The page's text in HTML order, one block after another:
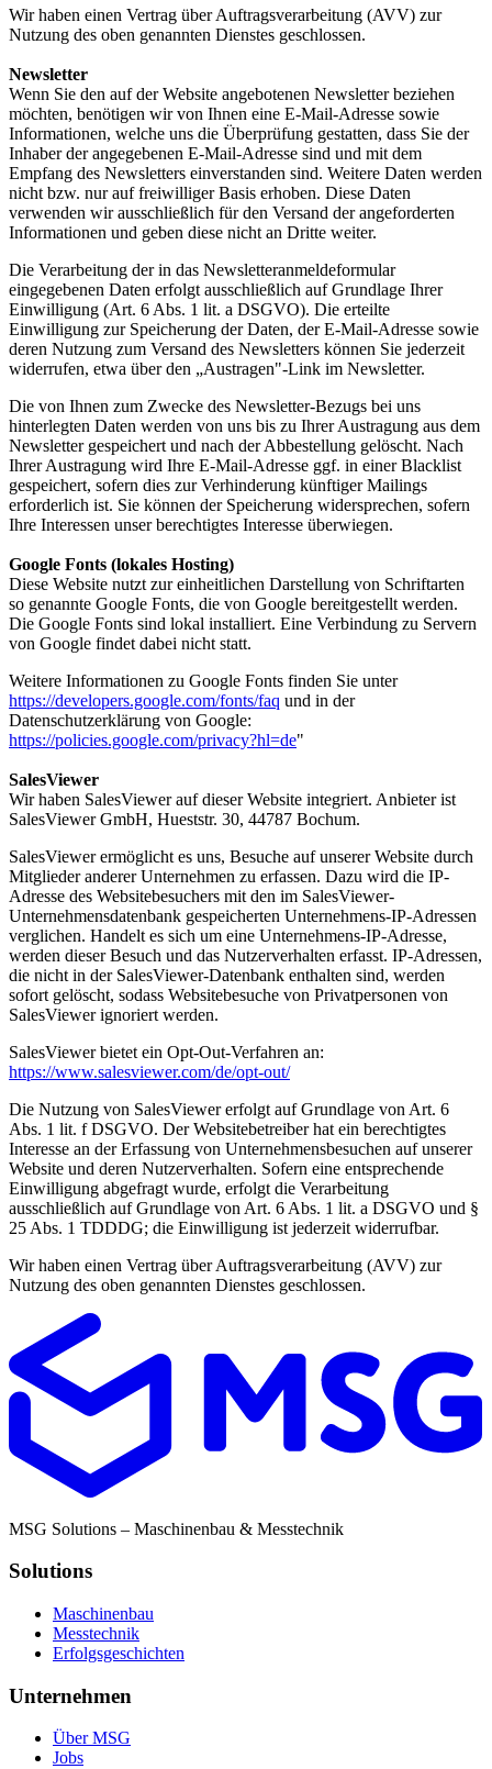
Wir haben einen Vertrag über Auftragsverarbeitung (AVV) zur
Nutzung des oben genannten Dienstes geschlossen.
Newsletter
Wenn Sie den auf der Website angebotenen Newsletter beziehen
möchten, benötigen wir von Ihnen eine E-Mail-Adresse sowie
Informationen, welche uns die Überprüfung gestatten, dass Sie der
Inhaber der angegebenen E-Mail-Adresse sind und mit dem
Empfang des Newsletters einverstanden sind. Weitere Daten werden
nicht bzw. nur auf freiwilliger Basis erhoben. Diese Daten
verwenden wir ausschließlich für den Versand der angeforderten
Informationen und geben diese nicht an Dritte weiter.
Die Verarbeitung der in das Newsletteranmeldeformular
eingegebenen Daten erfolgt ausschließlich auf Grundlage Ihrer
Einwilligung (Art. 6 Abs. 1 lit. a DSGVO). Die erteilte
Einwilligung zur Speicherung der Daten, der E-Mail-Adresse sowie
deren Nutzung zum Versand des Newsletters können Sie jederzeit
widerrufen, etwa über den „Austragen"-Link im Newsletter.
Die von Ihnen zum Zwecke des Newsletter-Bezugs bei uns
hinterlegten Daten werden von uns bis zu Ihrer Austragung aus dem
Newsletter gespeichert und nach der Abbestellung gelöscht. Nach
Ihrer Austragung wird Ihre E-Mail-Adresse ggf. in einer Blacklist
gespeichert, sofern dies zur Verhinderung künftiger Mailings
erforderlich ist. Sie können der Speicherung widersprechen, sofern
Ihre Interessen unser berechtigtes Interesse überwiegen.
Google Fonts (lokales Hosting)
Diese Website nutzt zur einheitlichen Darstellung von Schriftarten
so genannte Google Fonts, die von Google bereitgestellt werden.
Die Google Fonts sind lokal installiert. Eine Verbindung zu Servern
von Google findet dabei nicht statt.
Weitere Informationen zu Google Fonts finden Sie unter
https://developers.google.com/fonts/faq und in der
Datenschutzerklärung von Google:
https://policies.google.com/privacy?hl=de"
SalesViewer
Wir haben SalesViewer auf dieser Website integriert. Anbieter ist
SalesViewer GmbH, Hueststr. 30, 44787 Bochum.
SalesViewer ermöglicht es uns, Besuche auf unserer Website durch
Mitglieder anderer Unternehmen zu erfassen. Dazu wird die IP-
Adresse des Websitebesuchers mit den im SalesViewer-
Unternehmensdatenbank gespeicherten Unternehmens-IP-Adressen
verglichen. Handelt es sich um eine Unternehmens-IP-Adresse,
werden dieser Besuch und das Nutzerverhalten erfasst. IP-Adressen,
die nicht in der SalesViewer-Datenbank enthalten sind, werden
sofort gelöscht, sodass Websitebesuche von Privatpersonen von
SalesViewer ignoriert werden.
SalesViewer bietet ein Opt-Out-Verfahren an:
https://www.salesviewer.com/de/opt-out/
Die Nutzung von SalesViewer erfolgt auf Grundlage von Art. 6
Abs. 1 lit. f DSGVO. Der Websitebetreiber hat ein berechtigtes
Interesse an der Erfassung von Unternehmensbesuchen auf unserer
Website und deren Nutzerverhalten. Sofern eine entsprechende
Einwilligung abgefragt wurde, erfolgt die Verarbeitung
ausschließlich auf Grundlage von Art. 6 Abs. 1 lit. a DSGVO und §
25 Abs. 1 TDDDG; die Einwilligung ist jederzeit widerrufbar.
Wir haben einen Vertrag über Auftragsverarbeitung (AVV) zur
Nutzung des oben genannten Dienstes geschlossen.
MSG Solutions – Maschinenbau & Messtechnik
Solutions
Maschinenbau
Messtechnik
Erfolgsgeschichten
Unternehmen
Über MSG
Jobs